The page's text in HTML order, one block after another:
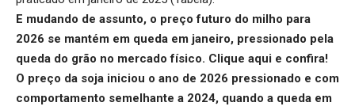
E mudando de assunto, o preço futuro do milho para
2026 se mantém em queda em janeiro, pressionado pela
queda do grão no mercado físico. Clique aqui e confira!
O preço da soja iniciou o ano de 2026 pressionado e com
comportamento semelhante a 2024, quando a queda em